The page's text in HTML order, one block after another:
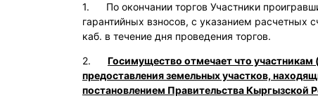
1. По окончании торгов Участники
гарантийных взносов, с указанием расчетных
каб. в течение дня проведения торгов.
2. Госимущество отмечает что
предоставления земельных участков,
постановлением Правительства Кыргызской